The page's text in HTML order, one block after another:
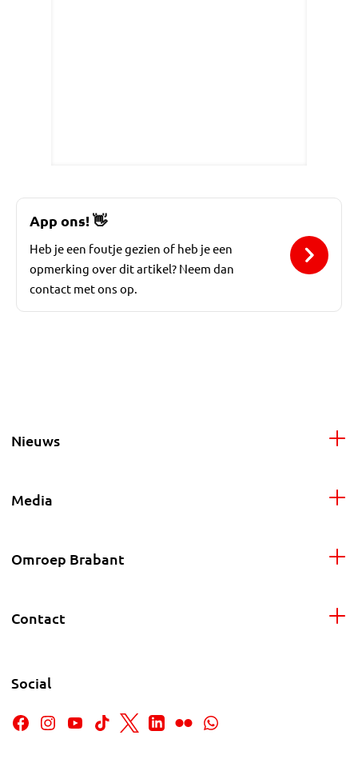
App ons!👋
Heb je een foutje gezien of heb je een
opmerking over dit artikel? Neem dan
contact met ons op.
Nieuws
Media
Omroep Brabant
Contact
Social